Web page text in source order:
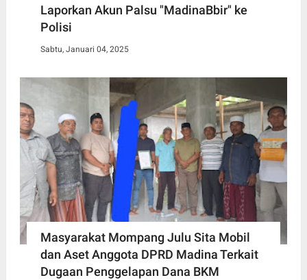
Laporkan Akun Palsu "MadinaBbir" ke
Polisi
Sabtu, Januari 04, 2025
Masyarakat Mompang Julu Sita Mobil
dan Aset Anggota DPRD Madina Terkait
Dugaan Penggelapan Dana BKM